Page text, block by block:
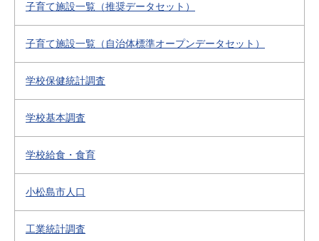
子育て施設一覧（推奨データセット）
子育て施設一覧（自治体標準オープンデータセット）
学校保健統計調査
学校基本調査
学校給食・食育
小松島市人口
工業統計調査